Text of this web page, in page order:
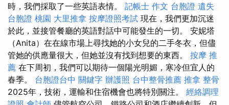
時，我們採取了一些英語表情。 記帳士 作文 台胞證 遺失
台胞證 桃園 大里推拿 按摩證照考試 現在，我們更加沉迷
於此，並接管餐廳的英語對話中可能發生的一切。 安妮塔
（Anita）在在線市場上尋找她的小女兒的二手冬衣，但儘
管她的供應量很大，但她並沒有找到想要的東西。 按摩 推
薦 在下周初，我們可以期待一個陽光明媚，寒冷但宜人的
春季。 台胞證台中 關鍵字 辦護照 台中整骨推薦 推拿 整骨
2025年，技術，運輸和住宿機會也將特別關注。 經絡調理